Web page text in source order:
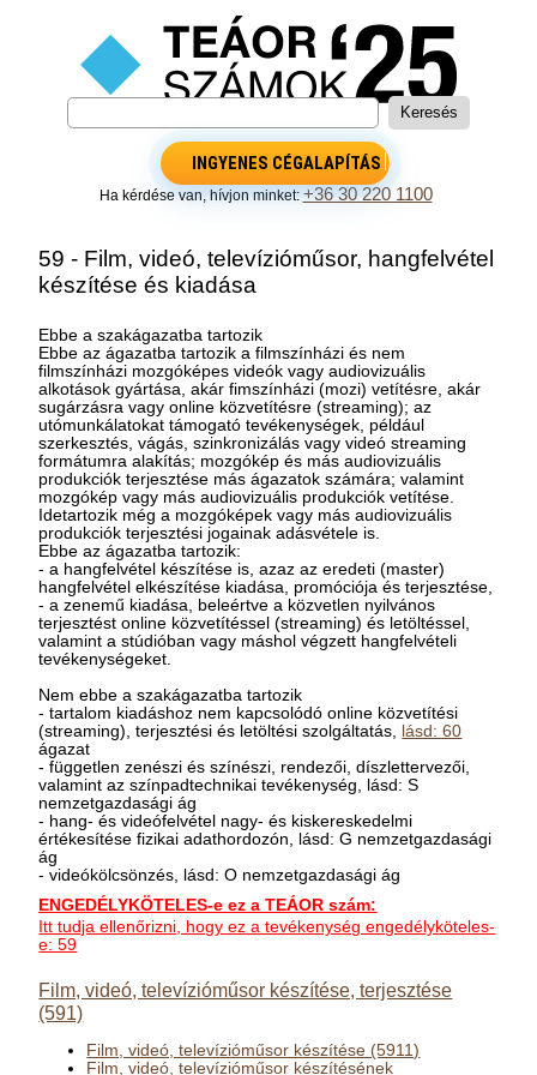
INGYENES CÉGALAPÍTÁS
Ha kérdése van, hívjon minket:+36 30 220 1100
59 - Film, videó, televízióműsor, hangfelvétel
készítése és kiadása
Ebbe a szakágazatba tartozik
Ebbe az ágazatba tartozik a filmszínházi és nem
filmszínházi mozgóképes videók vagy audiovizuális
alkotások gyártása, akár fimszínházi (mozi) vetítésre, akár
sugárzásra vagy online közvetítésre (streaming); az
utómunkálatokat támogató tevékenységek, például
szerkesztés, vágás, szinkronizálás vagy videó streaming
formátumra alakítás; mozgókép és más audiovizuális
produkciók terjesztése más ágazatok számára; valamint
mozgókép vagy más audiovizuális produkciók vetítése.
Idetartozik még a mozgóképek vagy más audiovizuális
produkciók terjesztési jogainak adásvétele is.
Ebbe az ágazatba tartozik:
- a hangfelvétel készítése is, azaz az eredeti (master)
hangfelvétel elkészítése kiadása, promóciója és terjesztése,
- a zenemű kiadása, beleértve a közvetlen nyilvános
terjesztést online közvetítéssel (streaming) és letöltéssel,
valamint a stúdióban vagy máshol végzett hangfelvételi
tevékenységeket.
Nem ebbe a szakágazatba tartozik
- tartalom kiadáshoz nem kapcsolódó online közvetítési
(streaming), terjesztési és letöltési szolgáltatás, lásd: 60
ágazat
- független zenészi és színészi, rendezői, díszlettervezői,
valamint az színpadtechnikai tevékenység, lásd: S
nemzetgazdasági ág
- hang- és videófelvétel nagy- és kiskereskedelmi
értékesítése fizikai adathordozón, lásd: G nemzetgazdasági
ág
- videókölcsönzés, lásd: O nemzetgazdasági ág
ENGEDÉLYKÖTELES-e ez a TEÁOR szám:
Itt tudja ellenőrizni, hogy ez a tevékenység engedélyköteles-
e: 59
Film, videó, televízióműsor készítése, terjesztése
(591)
Film, videó, televízióműsor készítése (5911)
Film, videó, televízióműsor készítésének